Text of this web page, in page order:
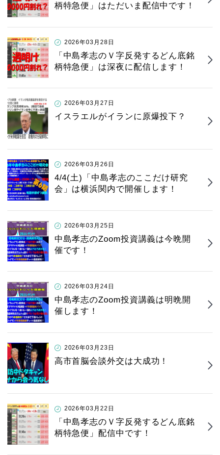
柄特急便」はただいま配信中です！
2026年03月28日
「中島孝志のＶ字反発するどん底銘
柄特急便」は深夜に配信します！
2026年03月27日
イスラエルがイランに原爆投下？
2026年03月26日
4/4(土)「中島孝志のここだけ研究
会」は横浜関内で開催します！
2026年03月25日
中島孝志のZoom投資講義は今晩開
催です！
2026年03月24日
中島孝志のZoom投資講義は明晩開
催します！
2026年03月23日
高市首脳会談外交は大成功！
2026年03月22日
「中島孝志のＶ字反発するどん底銘
柄特急便」配信中です！